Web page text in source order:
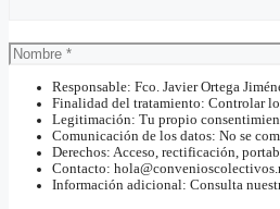
Nombre
Responsable: Fco. Javier Ortega
Finalidad del tratamiento: Controlar
Legitimación: Tu propio
Comunicación de los datos: No se
Derechos: Acceso, rectificación,
Contacto:
Información adicional: Consulta